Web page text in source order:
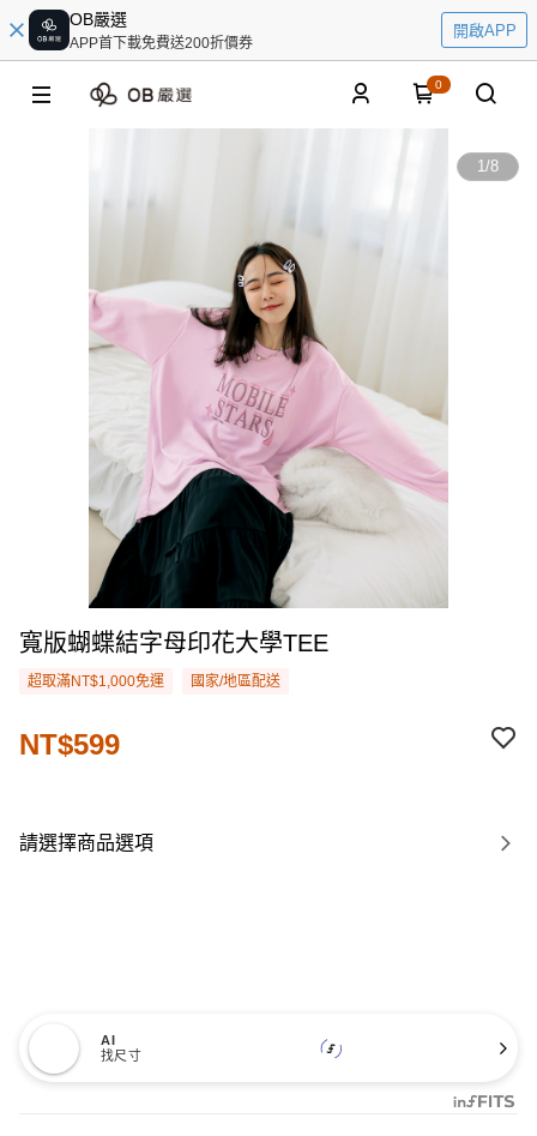
OB嚴選
APP首下載免費送200折價券
開啟APP
0
1/8
寬版蝴蝶結字母印花大學TEE
超取滿NT$1,000免運 國家/地區配送
NT$599
請選擇商品選項
AI
找尺寸